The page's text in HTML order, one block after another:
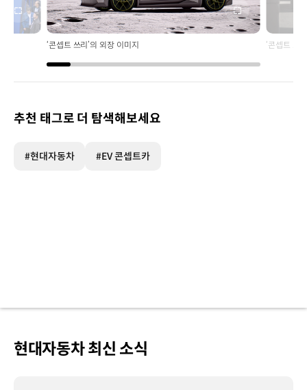
전체
화면
전체
화면
‘콘셉트 쓰리’의 외장 이미지 ‘콘셉트 쓰
추천 태그로 더 탐색해보세요
#현대자동차 #EV 콘셉트카
현대자동차 최신 소식